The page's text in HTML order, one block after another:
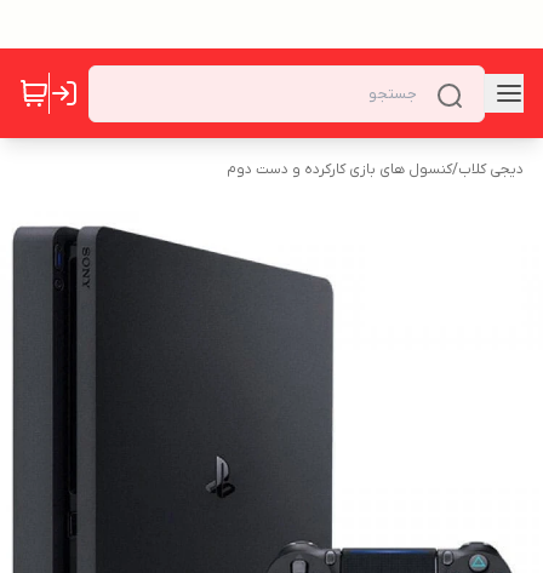
دیجی کلاب/کنسول های بازی کارکرده و دست دوم